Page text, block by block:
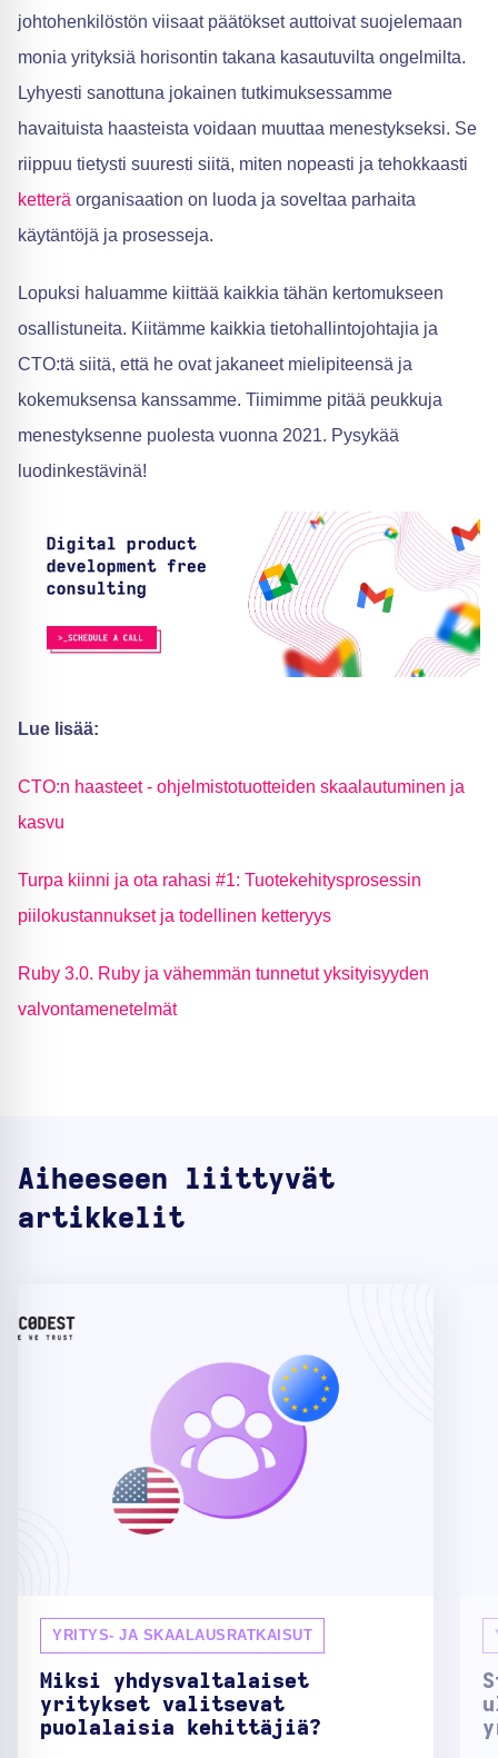
johtohenkilöstön viisaat päätökset auttoivat suojelemaan
monia yrityksiä horisontin takana kasautuvilta ongelmilta.
Lyhyesti sanottuna jokainen tutkimuksessamme
havaituista haasteista voidaan muuttaa menestykseksi. Se
riippuu tietysti suuresti siitä, miten nopeasti ja tehokkaasti
ketterä organisaation on luoda ja soveltaa parhaita
käytäntöjä ja prosesseja.
Lopuksi haluamme kiittää kaikkia tähän kertomukseen
osallistuneita. Kiitämme kaikkia tietohallintojohtajia ja
CTO:tä siitä, että he ovat jakaneet mielipiteensä ja
kokemuksensa kanssamme. Tiimimme pitää peukkuja
menestyksenne puolesta vuonna 2021. Pysykää
luodinkestävinä!
Lue lisää:
CTO:n haasteet - ohjelmistotuotteiden skaalautuminen ja
kasvu
Turpa kiinni ja ota rahasi #1: Tuotekehitysprosessin
piilokustannukset ja todellinen ketteryys
Ruby 3.0. Ruby ja vähemmän tunnetut yksityisyyden
valvontamenetelmät
Aiheeseen liittyvät
artikkelit
YRITYS- JA SKAALAUSRATKAISUT
Miksi yhdysvaltalaiset
yritykset valitsevat
puolalaisia kehittäjiä?